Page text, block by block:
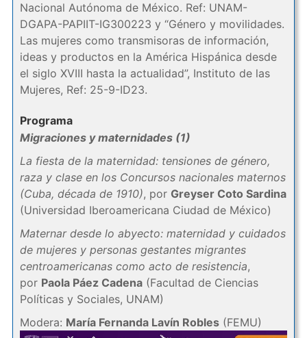
Nacional Autónoma de México. Ref: UNAM-
DGAPA-PAPIIT-IG300223 y “Género y movilidades.
Las mujeres como transmisoras de información,
ideas y productos en la América Hispánica desde
el siglo XVIII hasta la actualidad”, Instituto de las
Mujeres, Ref: 25-9-ID23.
Programa
Migraciones y maternidades (1)
La fiesta de la maternidad: tensiones de género,
raza y clase en los Concursos nacionales maternos
(Cuba, década de 1910), por Greyser Coto Sardina
(Universidad Iberoamericana Ciudad de México)
Maternar desde lo abyecto: maternidad y cuidados
de mujeres y personas gestantes migrantes
centroamericanas como acto de resistencia,
por Paola Páez Cadena(Facultad de Ciencias
Políticas y Sociales, UNAM)
Modera: María Fernanda Lavín Robles(FEMU)